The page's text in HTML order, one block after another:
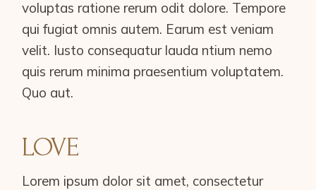
voluptas ratione rerum odit dolore. Tempore
qui fugiat omnis autem. Earum est veniam
velit. Iusto consequatur lauda ntium nemo
quis rerum minima praesentium voluptatem.
Quo aut.
LOVE
Lorem ipsum dolor sit amet, consectetur